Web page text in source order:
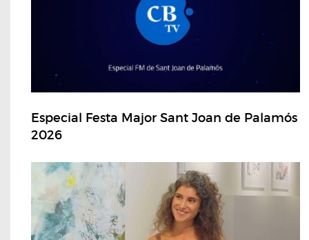
Especial Festa Major Sant Joan de Palamós
2026